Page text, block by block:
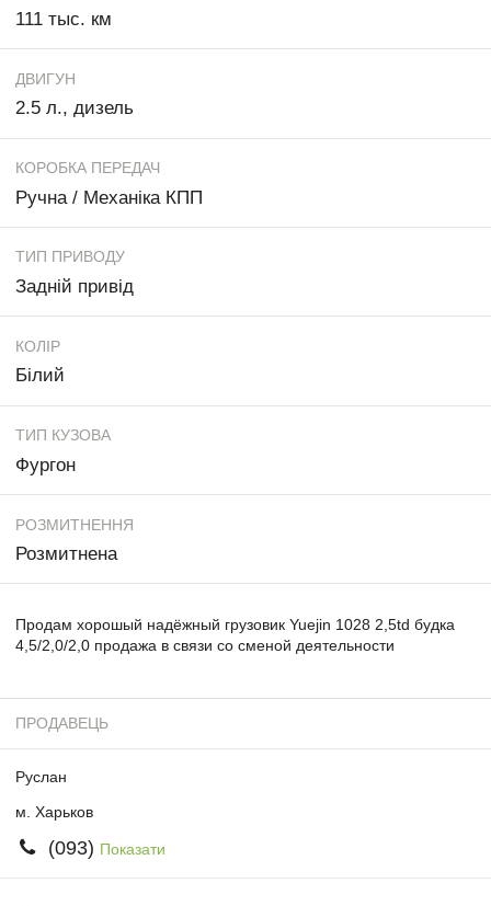
111 тыс. км
ДВИГУН
2.5 л., дизель
КОРОБКА ПЕРЕДАЧ
Ручна / Механіка КПП
ТИП ПРИВОДУ
Задній привід
КОЛІР
Білий
ТИП КУЗОВА
Фургон
РОЗМИТНЕННЯ
Розмитнена
Продам хорошый надёжный грузовик Yuejin 1028 2,5td будка
4,5/2,0/2,0 продажа в связи со сменой деятельности
ПРОДАВЕЦЬ
Руслан
м. Харьков
(093) Показати